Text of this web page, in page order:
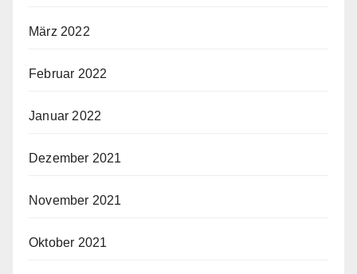
März 2022
Februar 2022
Januar 2022
Dezember 2021
November 2021
Oktober 2021